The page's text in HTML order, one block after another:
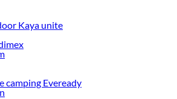
Kaya unite
camping Eveready